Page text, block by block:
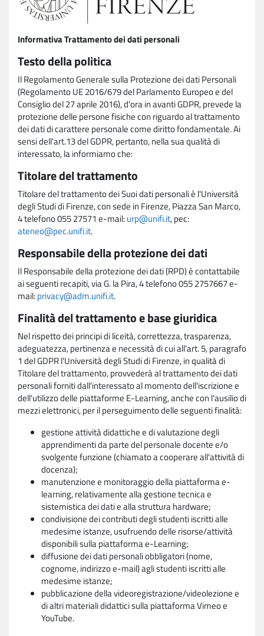
Informativa Trattamento dei dati personali
Testo della politica
Il Regolamento Generale sulla Protezione dei dati Personali
(Regolamento UE 2016/679 del Parlamento Europeo e del
Consiglio del 27 aprile 2016), d'ora in avanti GDPR, prevede la
protezione delle persone fisiche con riguardo al trattamento
dei dati di carattere personale come diritto fondamentale. Ai
sensi dell'art.13 del GDPR, pertanto, nella sua qualità di
interessato, la informiamo che:
Titolare del trattamento
Titolare del trattamento dei Suoi dati personali è l'Università
degli Studi di Firenze, con sede in Firenze, Piazza San Marco,
4 telefono 055 27571 e-mail:urp@unifi.it, pec:
ateneo@pec.unifi.it.
Responsabile della protezione dei dati
Il Responsabile della protezione dei dati (RPD) è contattabile
ai seguenti recapiti, via G. la Pira, 4 telefono 055 2757667 e-
mail:privacy@adm.unifi.it.
Finalità del trattamento e base giuridica
Nel rispetto dei principi di liceità, correttezza, trasparenza,
adeguatezza, pertinenza e necessità di cui all'art. 5, paragrafo
1 del GDPR l'Università degli Studi di Firenze, in qualità di
Titolare del trattamento, provvederà al trattamento dei dati
personali forniti dall'interessato al momento dell'iscrizione e
dell'utilizzo delle piattaforme E-Learning, anche con l'ausilio di
mezzi elettronici, per il perseguimento delle seguenti finalità:
gestione attività didattiche e di valutazione degli
apprendimenti da parte del personale docente e/o
svolgente funzione (chiamato a cooperare all'attività di
docenza);
manutenzione e monitoraggio della piattaforma e-
learning, relativamente alla gestione tecnica e
sistemistica dei dati e alla struttura hardware;
condivisione dei contributi degli studenti iscritti alle
medesime istanze, usufruendo delle risorse/attività
disponibili sulla piattaforma e-Learning;
diffusione dei dati personali obbligatori (nome,
cognome, indirizzo e-mail) agli studenti iscritti alle
medesime istanze;
pubblicazione della videoregistrazione/videolezione e
di altri materiali didattici sulla piattaforma Vimeo e
YouTube.